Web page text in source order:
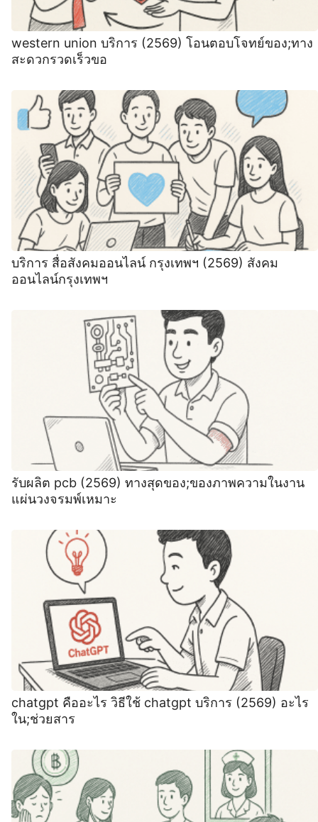
western union บริการ (2569) โอนตอบโจทย์ของ;ทาง
สะดวกรวดเร็วขอ
บริการ สื่อสังคมออนไลน์ กรุงเทพฯ (2569) สังคม
ออนไลน์กรุงเทพฯ
รับผลิต pcb (2569) ทางสุดของ;ของภาพความในงาน
แผ่นวงจรมพ์เหมาะ
chatgpt คืออะไร วิธีใช้ chatgpt บริการ (2569) อะไร
ใน;ช่วยสาร